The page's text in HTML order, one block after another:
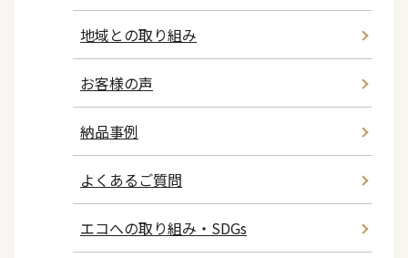
地域との取り組み
お客様の声
納品事例
よくあるご質問
エコへの取り組み・SDGs